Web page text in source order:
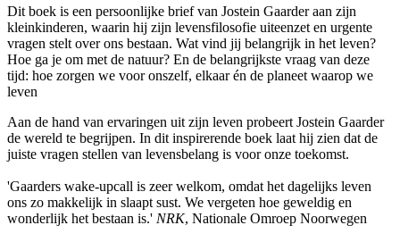
Dit boek is een persoonlijke brief van Jostein Gaarder aan zijn
kleinkinderen, waarin hij zijn levensfilosofie uiteenzet en urgente
vragen stelt over ons bestaan. Wat vind jij belangrijk in het leven?
Hoe ga je om met de natuur? En de belangrijkste vraag van deze
tijd: hoe zorgen we voor onszelf, elkaar én de planeet waarop we
leven
Aan de hand van ervaringen uit zijn leven probeert Jostein Gaarder
de wereld te begrijpen. In dit inspirerende boek laat hij zien dat de
juiste vragen stellen van levensbelang is voor onze toekomst.
'Gaarders wake-upcall is zeer welkom, omdat het dagelijks leven
ons zo makkelijk in slaapt sust. We vergeten hoe geweldig en
wonderlijk het bestaan is.' NRK, Nationale Omroep Noorwegen